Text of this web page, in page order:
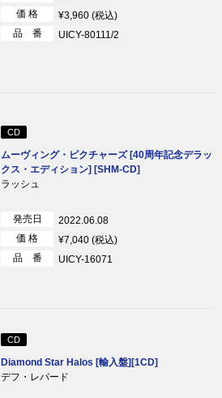
価 格
¥3,960 (税込)
品 番
UICY-80111/2
CD
ムーヴィング・ピクチャーズ [40周年記念デラッ
クス・エディション] [SHM-CD]
ラッシュ
発売日
2022.06.08
価 格
¥7,040 (税込)
品 番
UICY-16071
CD
Diamond Star Halos [輸入盤][1CD]
デフ・レパード